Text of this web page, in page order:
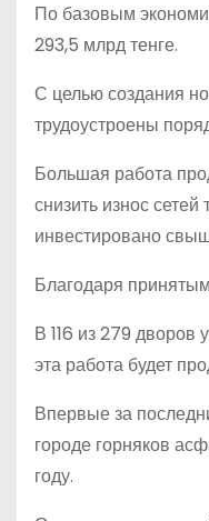
По базовым
293,5 млрд тенге.
С целью создания
трудоустроены
Большая работа
снизить износ
инвестировано
Благодаря
В 116 из 279
эта работа будет
Впервые за
городе горняков
году.